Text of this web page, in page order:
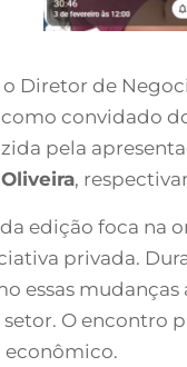
Diretor de
convidado
pela
,
edição foca na
privada.
essas
O encontro